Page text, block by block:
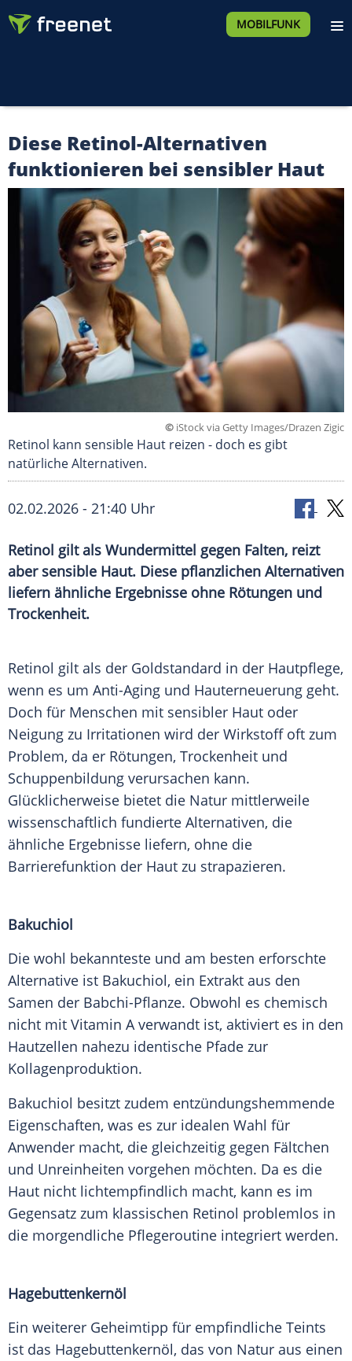
MOBILFUNK
Diese Retinol-Alternativen
funktionieren bei sensibler Haut
© iStock via Getty Images/Drazen Zigic
Retinol kann sensible Haut reizen - doch es gibt
natürliche Alternativen.
02.02.2026 - 21:40 Uhr
Retinol gilt als Wundermittel gegen Falten, reizt
aber sensible Haut. Diese pflanzlichen Alternativen
liefern ähnliche Ergebnisse ohne Rötungen und
Trockenheit.
Retinol gilt als der Goldstandard in der Hautpflege,
wenn es um Anti-Aging und Hauterneuerung geht.
Doch für Menschen mit sensibler Haut oder
Neigung zu Irritationen wird der Wirkstoff oft zum
Problem, da er Rötungen, Trockenheit und
Schuppenbildung verursachen kann.
Glücklicherweise bietet die Natur mittlerweile
wissenschaftlich fundierte Alternativen, die
ähnliche Ergebnisse liefern, ohne die
Barrierefunktion der Haut zu strapazieren.
Bakuchiol
Die wohl bekannteste und am besten erforschte
Alternative ist Bakuchiol, ein Extrakt aus den
Samen der Babchi-Pflanze. Obwohl es chemisch
nicht mit Vitamin A verwandt ist, aktiviert es in den
Hautzellen nahezu identische Pfade zur
Kollagenproduktion.
Bakuchiol besitzt zudem entzündungshemmende
Eigenschaften, was es zur idealen Wahl für
Anwender macht, die gleichzeitig gegen Fältchen
und Unreinheiten vorgehen möchten. Da es die
Haut nicht lichtempfindlich macht, kann es im
Gegensatz zum klassischen Retinol problemlos in
die morgendliche Pflegeroutine integriert werden.
Hagebuttenkernöl
Ein weiterer Geheimtipp für empfindliche Teints
ist das Hagebuttenkernöl, das von Natur aus einen